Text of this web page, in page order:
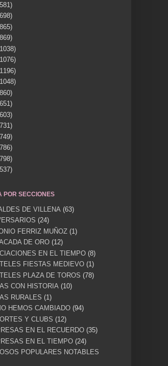
POR SECCIONES
DE VILLENA (63)
(24)
FERRIZ MUÑOZ (1)
DE ORO (12)
EN EL TIEMPO (8)
FIESTAS MEDIEVO (1)
PLAZA DE TOROS (78)
CON HISTORIA (10)
RURALES (1)
HEMOS CAMBIADO (94)
Y CLUBS (12)
EN EL RECUERDO (35)
EN EL TIEMPO (24)
POPULARES NOTABLES